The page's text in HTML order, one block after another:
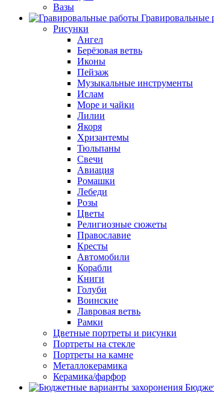
Вазы
Гравировальные
Рисунки
Ангел
Берёзовая ветвь
Иконы
Пейзаж
Музыкальные инструменты
Ислам
Море и чайки
Лилии
Якоря
Хризантемы
Тюльпаны
Свечи
Авиация
Ромашки
Лебеди
Розы
Цветы
Религиозные сюжеты
Православие
Кресты
Автомобили
Корабли
Книги
Голуби
Воинские
Лавровая ветвь
Рамки
Цветные портреты и рисунки
Портреты на стекле
Портреты на камне
Металлокерамика
Керамика/фарфор